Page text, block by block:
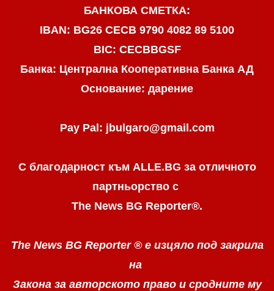
БАНКОВА СМЕТКА:
IBAN: BG26 CECB 9790 4082 89 5100
BIC: CECBBGSF
Банка: Централна Кооперативна Банка АД
Основание: дарение
Pay Pal: jbulgaro@gmail.com
С благодарност към ALLE.BG за отличното
партньорство с
The News BG Reporter®.
The News BG Reporter ® е изцяло под закрила
на
Закона за авторското право и сродните му